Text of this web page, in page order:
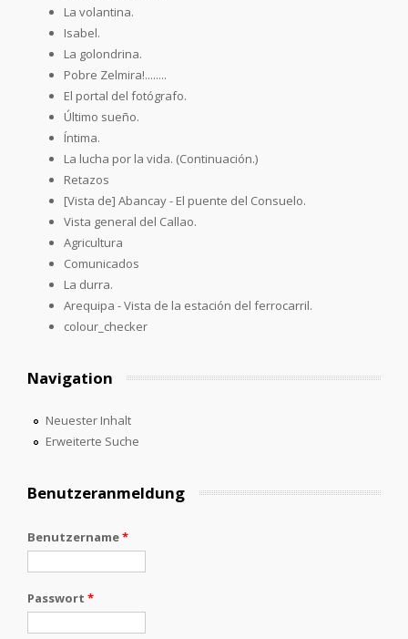
La volantina.
Isabel.
La golondrina.
Pobre Zelmira!........
El portal del fotógrafo.
Último sueño.
Íntima.
La lucha por la vida. (Continuación.)
Retazos
[Vista de] Abancay - El puente del Consuelo.
Vista general del Callao.
Agricultura
Comunicados
La durra.
Arequipa - Vista de la estación del ferrocarril.
colour_checker
Navigation
Neuester Inhalt
Erweiterte Suche
Benutzeranmeldung
Benutzername*
Passwort *